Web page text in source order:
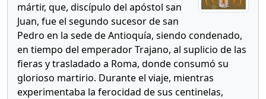
mártir, que, discípulo del apóstol san
Juan, fue el segundo sucesor de san
Pedro en la sede de Antioquía, siendo condenado,
en tiempo del emperador Trajano, al suplicio de las
fieras y trasladado a Roma, donde consumó su
glorioso martirio. Durante el viaje, mientras
experimentaba la ferocidad de sus centinelas,